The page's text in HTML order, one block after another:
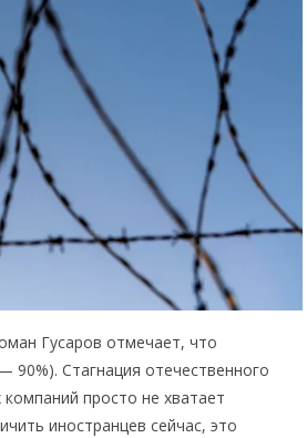
Гусаров отмечает, что
90%). Стагнация отечественного
просто не хватает
иностранцев сейчас, это